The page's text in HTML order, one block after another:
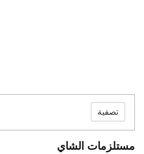
مستلزمات الشاي
تصفية